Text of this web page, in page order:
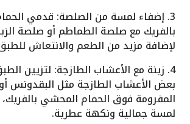
3. إضفاء لمسة من الصلصة: قدمي
بالفريك مع صلصة الطماطم أو صلصة
لإضافة مزيد من الطعم والانتعاش
4. زينة مع الأعشاب الطازجة: لتزيين
بعض الأعشاب الطازجة مثل البقدونس أو
المفرومة فوق الحمام المحشي
لمسة جمالية ونكهة عطرية.